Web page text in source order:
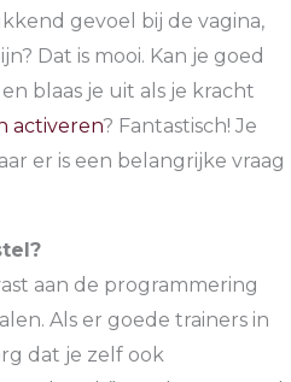
gevoel bij de vagina,
Dat is mooi. Kan je goed
blaas je uit als je kracht
activeren? Fantastisch! Je
er is een belangrijke vraag
aan de programmering
Als er goede trainers in
dat je zelf ook